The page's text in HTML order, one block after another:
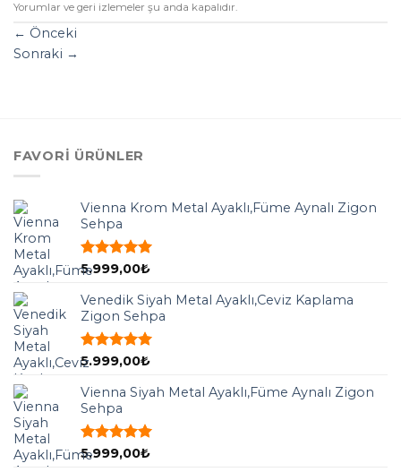
Yorumlar ve geri izlemeler şu anda kapalıdır.
← Önceki
Sonraki →
FAVORI ÜRÜNLER
Vienna Krom Metal Ayaklı,Füme Aynalı Zigon
Sehpa
5 üzerinden
aldı
5.999,00₺
Venedik Siyah Metal Ayaklı,Ceviz Kaplama
Zigon Sehpa
5 üzerinden
aldı
5.999,00₺
Vienna Siyah Metal Ayaklı,Füme Aynalı Zigon
Sehpa
5 üzerinden
5.999,00₺